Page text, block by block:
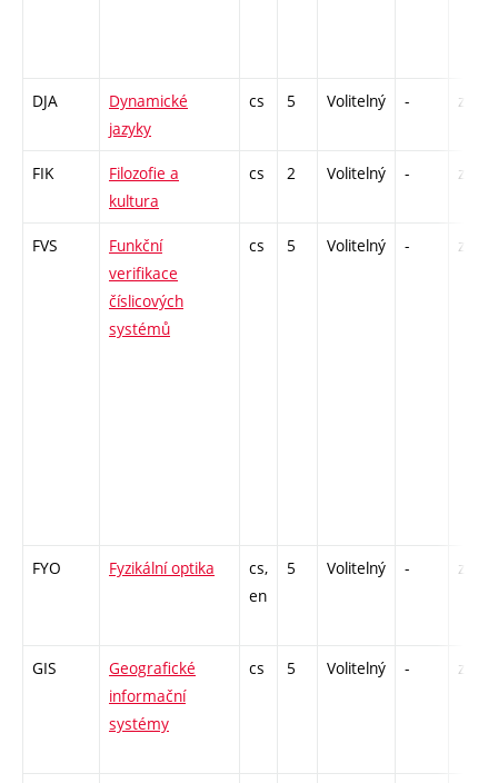
DJA
Dynamické
jazyky
cs 5 Volitelný - zk
FIK
Filozofie a
kultura
cs 2 Volitelný - zá
FVS
Funkční
verifikace
číslicových
systémů
cs 5 Volitelný - zk
FYO Fyzikální optika
cs,
en
5 Volitelný - zk
GIS
Geografické
informační
systémy
cs 5 Volitelný - zá,zk